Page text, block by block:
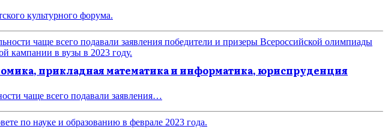
культурного форума.
прикладная математика и информатика, юриспруденция
чаще всего подавали заявления…